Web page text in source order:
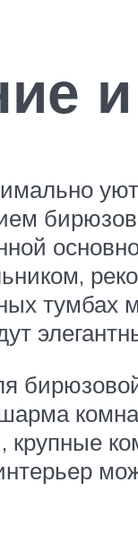
тумбах
крупные